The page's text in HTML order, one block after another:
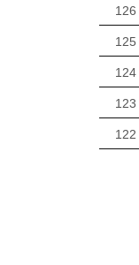
126
125
124
123
122